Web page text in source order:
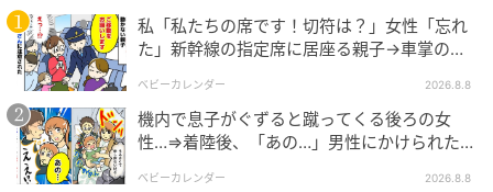
「もう二度と不倫なんかするな！」とたまりにたまっ
た怒りを全力でぶつけたそうです。
◇◇◇◇◇
友人夫婦は話し合いを重ねて離婚はせずに、関係修復
を頑張っています。不倫のフラッシュバックには、夫
私「私たちの席です！切符は？」女性「忘れ
た」新幹線の指定席に居座る親子→車掌の注
ベビーカレンダー 2026.8.8
機内で息子がぐずると蹴ってくる後ろの女
性…⇒着陸後、「あの…」男性にかけられた驚
ベビーカレンダー 2026.8.8